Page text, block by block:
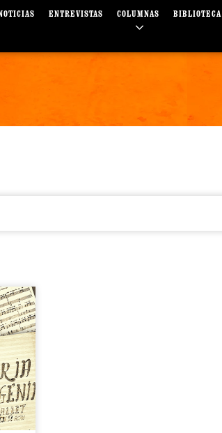
ENTREVISTAS COLUMNAS BIBLIOTECA